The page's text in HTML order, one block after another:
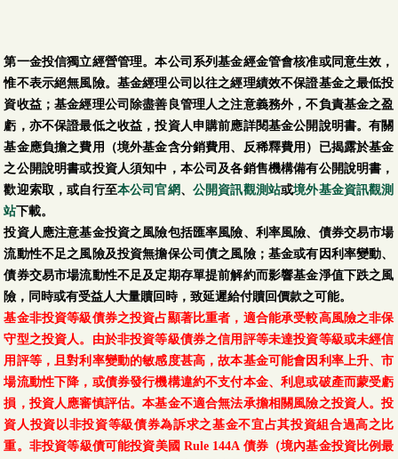
第一金投信獨立經營管理。本公司系列基金經金管會核准或同意生效，
惟不表示絕無風險。基金經理公司以往之經理績效不保證基金之最低投
資收益；基金經理公司除盡善良管理人之注意義務外，不負責基金之盈
虧，亦不保證最低之收益，投資人申購前應詳閱基金公開說明書。有關
基金應負擔之費用（境外基金含分銷費用、反稀釋費用）已揭露於基金
之公開說明書或投資人須知中，本公司及各銷售機構備有公開說明書，
歡迎索取，或自行至本公司官網、 公開資訊觀測站或境外基金資訊觀測
站下載。
投資人應注意基金投資之風險包括匯率風險、利率風險、債券交易市場
流動性不足之風險及投資無擔保公司債之風險；基金或有因利率變動、
債券交易市場流動性不足及定期存單提前解約而影響基金淨值下跌之風
險，同時或有受益人大量贖回時，致延遲給付贖回價款之可能。
基金非投資等級債券之投資占顯著比重者，適合能承受較高風險之非保
守型之投資人。由於非投資等級債券之信用評等未達投資等級或未經信
用評等，且對利率變動的敏感度甚高，故本基金可能會因利率上升、市
場流動性下降，或債券發行機構違約不支付本金、利息或破產而蒙受虧
損，投資人應審慎評估。本基金不適合無法承擔相關風險之投資人。投
資人投資以非投資等級債券為訴求之基金不宜占其投資組合過高之比
重。非投資等級債可能投資美國 Rule 144A 債券（境內基金投資比例最